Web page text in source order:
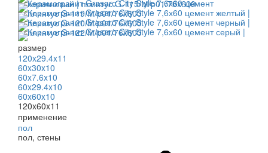
размер
120x29.4x11
60x30x10
60x7.6x10
60x29.4x10
60x60x10
120x60x11
применение
пол
пол, стены